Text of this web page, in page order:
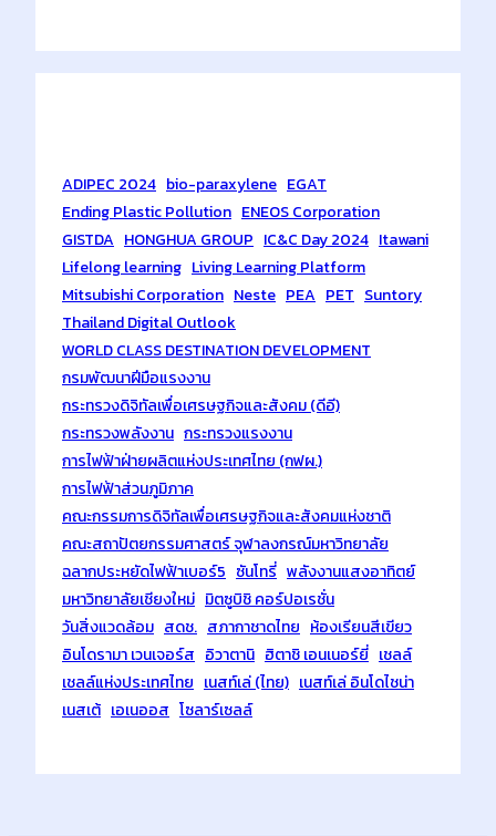
ADIPEC 2024 bio-paraxylene EGAT
Ending Plastic Pollution ENEOS Corporation
GISTDA HONGHUA GROUP IC&C Day 2024 Itawani
Lifelong learning Living Learning Platform
Mitsubishi Corporation Neste PEA PET Suntory
Thailand Digital Outlook
WORLD CLASS DESTINATION DEVELOPMENT
กรมพัฒนาฝีมือแรงงาน
กระทรวงดิจิทัลเพื่อเศรษฐกิจและสังคม (ดีอี)
กระทรวงพลังงาน กระทรวงแรงงาน
การไฟฟ้าฝ่ายผลิตแห่งประเทศไทย (กฟผ.)
การไฟฟ้าส่วนภูมิภาค
คณะกรรมการดิจิทัลเพื่อเศรษฐกิจและสังคมแห่งชาติ
คณะสถาปัตยกรรมศาสตร์ จุฬาลงกรณ์มหาวิทยาลัย
ฉลากประหยัดไฟฟ้าเบอร์5 ซันโทรี่ พลังงานแสงอาทิตย์
มหาวิทยาลัยเชียงใหม่ มิตซูบิชิ คอร์ปอเรชั่น
วันสิ่งแวดล้อม สดช. สภากาชาดไทย ห้องเรียนสีเขียว
อินโดรามา เวนเจอร์ส อิวาตานิ ฮิตาชิ เอนเนอร์ยี่ เชลล์
เชลล์แห่งประเทศไทย เนสท์เล่ (ไทย) เนสท์เล่ อินโดไชน่า
เนสเต้ เอเนออส โซลาร์เซลล์